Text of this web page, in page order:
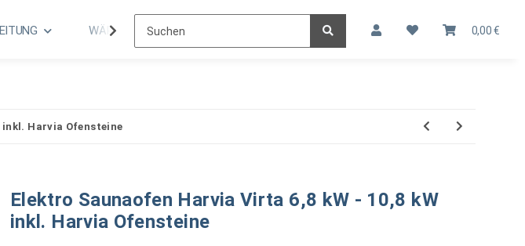
0,00 €
WÄRME- & KLIMATECHNIK SAUNA & WELLNESS KONTAKT
inkl. Harvia Ofensteine
Elektro Saunaofen Harvia Virta 6,8 kW - 10,8 kW
inkl. Harvia Ofensteine